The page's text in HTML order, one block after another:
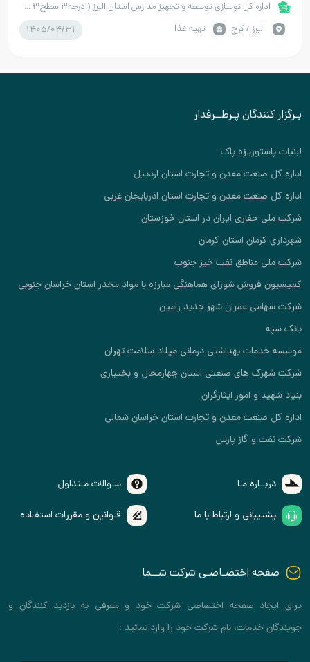
اداره کل نوسازی توسعه و تجهیز مدارس استان البرز ( درجه3 سطح3 35 پست سازمانی)
البرز / کرج
تهیه غذا 1405/04/31
بـرگزار کنندگان پـرطــرفدار
لبنیات پاستوریزه پاک
اداره کل صنعت معدن و تجارت استان اردبیل
اداره کل صنعت معدن و تجارت استان اذربایجان غربی
شرکت ملی حفاری ایران در استان خوزستان
شهرداری کرمان استان کرمان
شرکت ملی مناطق نفت خیز جنوب
کمیسیون فروش شورای هماهنگی مبارزه با مواد مخدر استان خراسان جنوبی
شرکت سهامی عمران شهر جدید رامین
بانک سپه
موسسه خدمات بهداشتی درمانی میلاد سلامت تهران
شرکت شهرک های صنعتی استان چهارمحال و بختیاری
بنیاد شهید و امور ایثارگران
اداره کل صنعت معدن و تجارت استان خراسان شمالی
شرکت نفت و گاز پارس
دربــاره مـا سـوالات مـتداول
پشتیبانی و ارتباط با ما قـوانین و مقررات استفـاده
صفحه اختصـاصـی شرکت شــما
برای ایجاد صفحه اختصاصی شرکت خود و معرفی به بازدید کنندگان و
جویندگان خدمات، نام شرکت خود را وارد نمائید :